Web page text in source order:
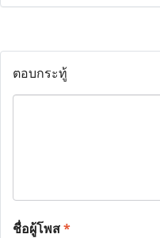
ตอบกระทู้
ชื่อผู้โพส*